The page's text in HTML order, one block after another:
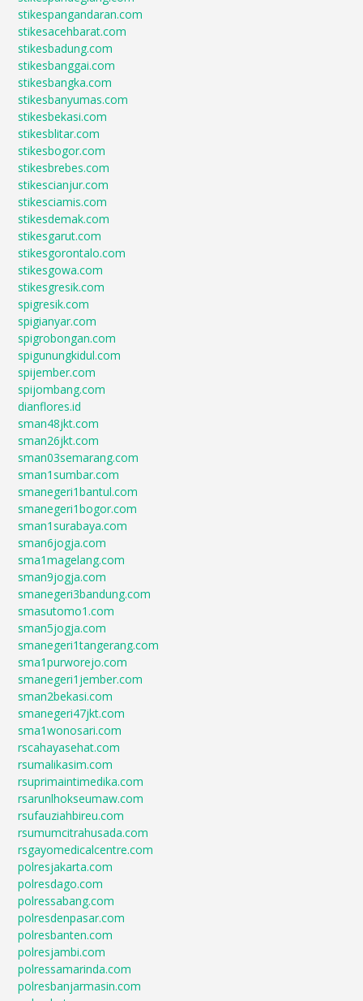
stikespangandaran.com
stikesacehbarat.com
stikesbadung.com
stikesbanggai.com
stikesbangka.com
stikesbanyumas.com
stikesbekasi.com
stikesblitar.com
stikesbogor.com
stikesbrebes.com
stikescianjur.com
stikesciamis.com
stikesdemak.com
stikesgarut.com
stikesgorontalo.com
stikesgowa.com
stikesgresik.com
spigresik.com
spigianyar.com
spigrobongan.com
spigunungkidul.com
spijember.com
spijombang.com
dianflores.id
sman48jkt.com
sman26jkt.com
sman03semarang.com
sman1sumbar.com
smanegeri1bantul.com
smanegeri1bogor.com
sman1surabaya.com
sman6jogja.com
sma1magelang.com
sman9jogja.com
smanegeri3bandung.com
smasutomo1.com
sman5jogja.com
smanegeri1tangerang.com
sma1purworejo.com
smanegeri1jember.com
sman2bekasi.com
smanegeri47jkt.com
sma1wonosari.com
rscahayasehat.com
rsumalikasim.com
rsuprimaintimedika.com
rsarunlhokseumaw.com
rsufauziahbireu.com
rsumumcitrahusada.com
rsgayomedicalcentre.com
polresjakarta.com
polresdago.com
polressabang.com
polresdenpasar.com
polresbanten.com
polresjambi.com
polressamarinda.com
polresbanjarmasin.com